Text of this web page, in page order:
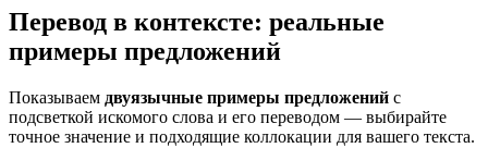
Перевод в контексте: реальные
примеры предложений
Показываем двуязычные примеры предложений с
подсветкой искомого слова и его переводом — выбирайте
точное значение и подходящие коллокации для вашего текста.